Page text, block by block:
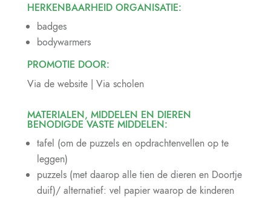
HERKENBAARHEID ORGANISATIE:
badges
bodywarmers
PROMOTIE DOOR:
Via de website | Via scholen
MATERIALEN, MIDDELEN EN DIEREN
BENODIGDE VASTE MIDDELEN:
tafel (om de puzzels en opdrachtenvellen op te
leggen)
puzzels (met daarop alle tien de dieren en Doortje
duif)/ alternatief: vel papier waarop de kinderen